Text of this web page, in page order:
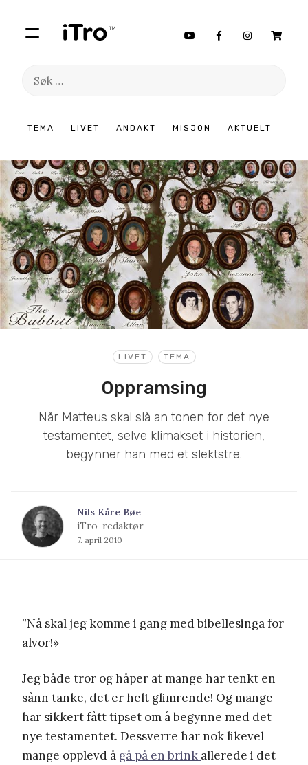
TEMA LIVET ANDAKT MISJON AKTUELT
Søk
innhold
LIVET TEMA
Oppramsing
Når Matteus skal slå an tonen for det nye
testamentet, selve klimakset i historien,
begynner han med et slektstre.
Nils Kåre Bøe
iTro-redaktør
7. april 2010
”Nå skal jeg komme i gang med bibellesinga for
alvor!»
Jeg både tror og håper at mange har tenkt en
sånn tanke, det er helt glimrende! Og mange
har sikkert fått tipset om å begynne med det
nye testamentet. Dessverre har nok likevel
mange opplevd å gå på en brink allerede i det